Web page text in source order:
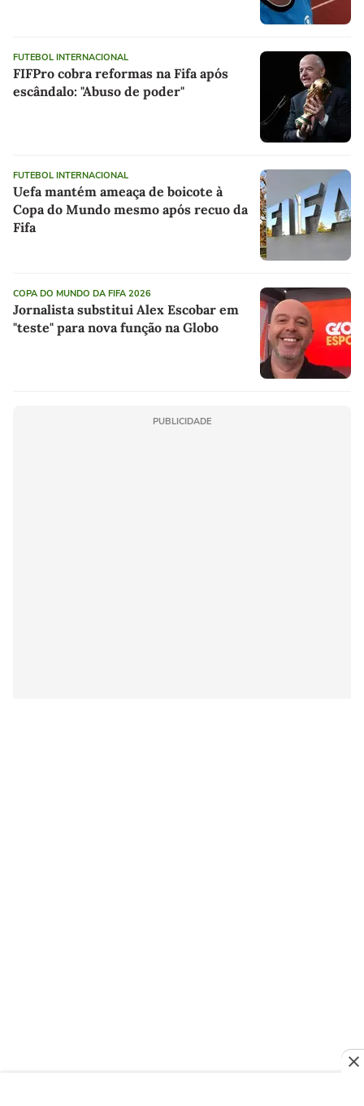
FUTEBOL INTERNACIONAL
FIFPro cobra reformas na Fifa após
escândalo: "Abuso de poder"
FUTEBOL INTERNACIONAL
Uefa mantém ameaça de boicote à
Copa do Mundo mesmo após recuo da
Fifa
COPA DO MUNDO DA FIFA 2026
Jornalista substitui Alex Escobar em
"teste" para nova função na Globo
PUBLICIDADE